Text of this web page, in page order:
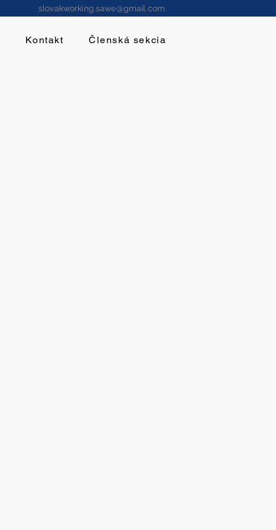
Kontakt Členská sekcia
slovakworking.sawe@gmail.com